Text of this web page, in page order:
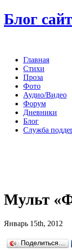
Блог
Главная
Стихи
Проза
Фото
Аудио/Видео
Форум
Дневники
Блог
Служба
Мульт
Январь 15th, 2012
Поделиться…